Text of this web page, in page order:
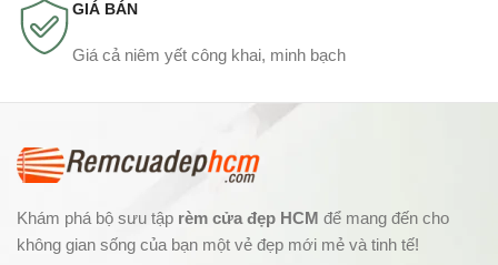
GIÁ BÁN
Giá cả niêm yết công khai, minh bạch
Khám phá bộ sưu tập rèm cửa đẹp HCM để mang đến cho
không gian sống của bạn một vẻ đẹp mới mẻ và tinh tế!